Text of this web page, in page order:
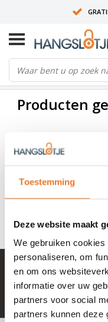
Toestemming
Deze website maakt
We gebruiken
personaliseren, om
en om ons
informatie over uw
partners voor social
partners kunnen deze
OP WERKDAGEN
Producten
0
+ 100.000 tevreden
Mail naarinfo@hangslotje.nl
of bel0488 - 745447